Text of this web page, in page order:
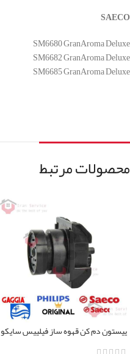
SAECO
SM6680 GranAroma Deluxe
SM6682 GranAroma Deluxe
SM6685 GranAroma Deluxe
محصولات مرتبط
پیستون دم کن قهوه ساز فیلیپس سایکو